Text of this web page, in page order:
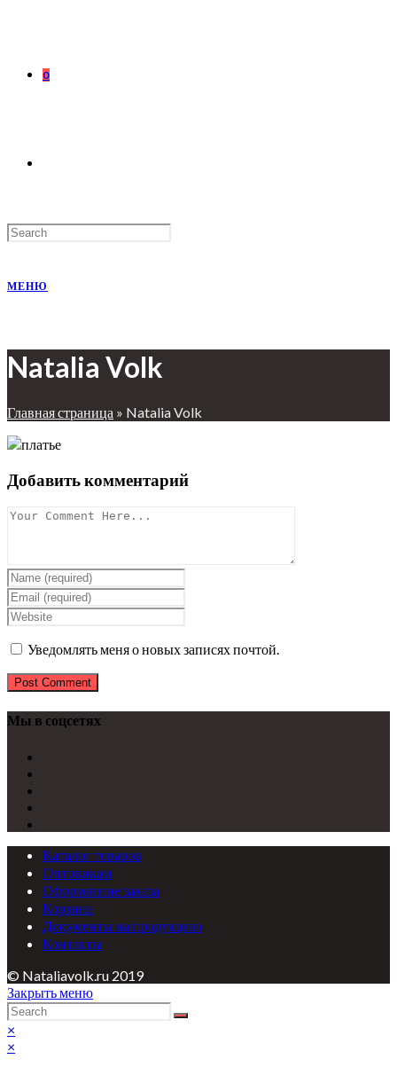
0
МЕНЮ
Natalia Volk
Главная страница » Natalia Volk
Добавить комментарий
Уведомлять меня о новых записях почтой.
Мы в соцсетях
Каталог товаров
Оптовикам
Оформление заказа
Корзина
Документы на продукцию
Контакты
© Nataliavolk.ru 2019
Закрыть меню
×
×